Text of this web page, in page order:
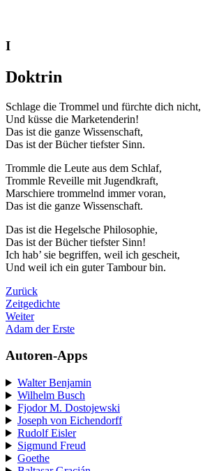
I
Doktrin
Schlage die Trommel und fürchte dich nicht,
Und küsse die Marketenderin!
Das ist die ganze Wissenschaft,
Das ist der Bücher tiefster Sinn.
Trommle die Leute aus dem Schlaf,
Trommle Reveille mit Jugendkraft,
Marschiere trommelnd immer voran,
Das ist die ganze Wissenschaft.
Das ist die Hegelsche Philosophie,
Das ist der Bücher tiefster Sinn!
Ich hab’ sie begriffen, weil ich gescheit,
Und weil ich ein guter Tambour bin.
Zurück
Zeitgedichte
Weiter
Adam der Erste
Autoren-Apps
Walter Benjamin
Wilhelm Busch
Fjodor M. Dostojewski
Joseph von Eichendorff
Rudolf Eisler
Sigmund Freud
Goethe